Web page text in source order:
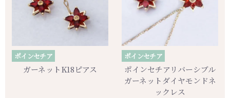
ポインセチア
ガーネットK18ピアス
ポインセチア
ポインセチアリバーシブル
ガーネットダイヤモンドネ
ックレス